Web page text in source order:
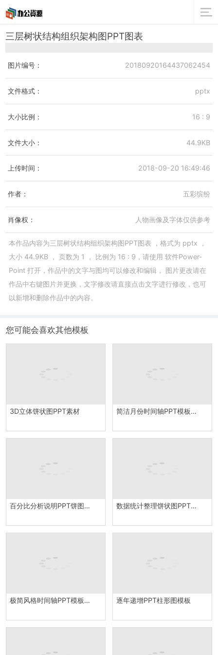
三层树状结构组织架构图PPT图表
图片编号： 20180920164437062454
文件格式： pptx
大小比例： 16 : 9
文件大小： 44.9KB
上传时间： 2018-09-20 16:49:46
作者： 五彩缤纷
肖像权： 人物画像及字体仅供参考
本作品内容为三层树状结构组织架构图PPT图表 ，格式为 pptx
，
大小 44.9KB， 页数为 1 ， 比例为 16 : 9 ，请使用 软件Power-
Point 打开，作品中的文字与图均可以修改和编辑， 图片更改请在
作品中右键图片并更换，文字修改请直接点击文字进行修改，也可
以新增和删除作品中的内容。
您可能会喜欢其他模板
3D立体饼状图PPT素材 简洁月份时间轴PPT模板素材
百分比分析说明PPT饼图模板 数据统计整理饼状图PPT模板
极简风格时间轴PPT模板素材 逐年递增PPT柱形图模板